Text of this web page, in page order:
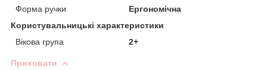
Форма ручки
Ергономічна
Користувальницькі характеристики
Вікова група
2+
Приховати